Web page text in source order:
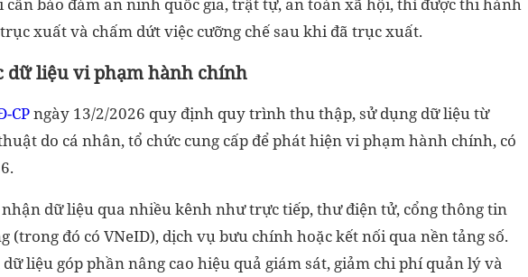
bảo đảm an ninh quốc gia, trật tự, an toàn xã hội, thì được thi hành
xuất và chấm dứt việc cưỡng chế sau khi đã trục xuất.
dữ liệu vi phạm hành chính
CPngày 13/2/2026 quy định quy trình thu thập, sử dụng dữ liệu từ
do cá nhân, tổ chức cung cấp để phát hiện vi phạm hành chính, có
dữ liệu qua nhiều kênh như trực tiếp, thư điện tử, cổng thông tin
(trong đó có VNeID), dịch vụ bưu chính hoặc kết nối qua nền tảng số.
liệu góp phần nâng cao hiệu quả giám sát, giảm chi phí quản lý và